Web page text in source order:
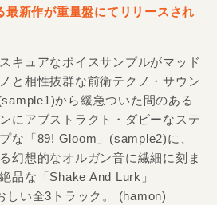
新作が重量盤にてリリースされ
キュアなボイスサンプルがマッド
と相性抜群な前衛テクノ・サウン
から緩急ついた間のある
にアブストラクト・ダビーなステ
な「89! Gloom」(sample2)に、
幻想的なオルガン音に繊細に刻ま
品な「Shake And Lurk」
しい全3トラック。 (hamon)